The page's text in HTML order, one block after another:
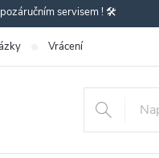
servisem ! 🛠️
Vrácení - výměna zboží